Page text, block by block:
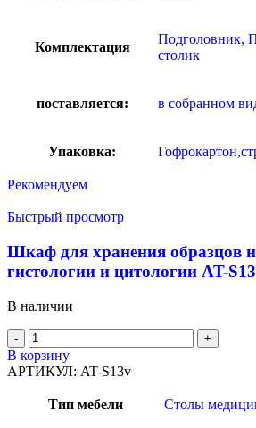
Комплектация
Подголовник,
столик
поставляется: в собранном
Упаковка:
Рекомендуем
Быстрый просмотр
Шкаф для хранения образцов
гистологии и цитологии AT-
В наличии
В корзину
АРТИКУЛ: AT-S13v
Тип мебели Столы